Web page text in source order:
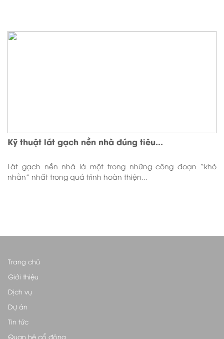
Kỹ thuật lát gạch nền nhà đúng tiêu...
Lát gạch nền nhà là một trong những công đoạn “khó
nhằn” nhất trong quá trình hoàn thiện...
Trang chủ
Giới thiệu
Dịch vụ
Dự án
Tin tức
Quan hệ cổ đông